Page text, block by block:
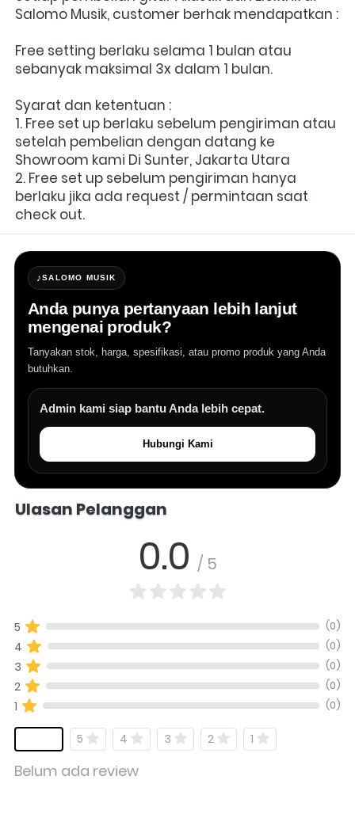
Salomo Musik, customer berhak mendapatkan :
Free setting berlaku selama 1 bulan atau
sebanyak maksimal 3x dalam 1 bulan.
Syarat dan ketentuan :
1. Free set up berlaku sebelum pengiriman atau
setelah pembelian dengan datang ke
Showroom kami Di Sunter, Jakarta Utara
2. Free set up sebelum pengiriman hanya
berlaku jika ada request / permintaan saat
check out.
♪SALOMO MUSIK
Anda punya pertanyaan lebih lanjut
mengenai produk?
Tanyakan stok, harga, spesifikasi, atau promo produk yang Anda
butuhkan.
Admin kami siap bantu Anda lebih cepat.
Hubungi Kami
Ulasan Pelanggan
0.0 / 5
5 (0)
4 (0)
3 (0)
2 (0)
1 (0)
5 4 3 2 1
Belum ada review